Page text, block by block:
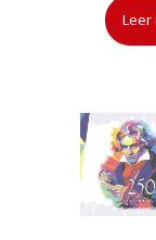
Leer